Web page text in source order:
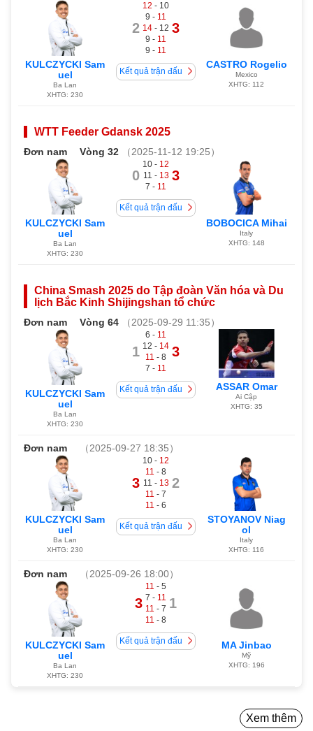
KULCZYCKI Sam
uel
Ba Lan
XHTG: 230
2
12 - 10
9 - 11
14 - 12
9 - 11
9 - 11
3
Kết quả trận đấu
CASTRO Rogelio
Mexico
XHTG: 112
WTT Feeder Gdansk 2025
Đơn nam Vòng 32 （2025-11-12 19:25）
KULCZYCKI Sam
uel
Ba Lan
XHTG: 230
0
10 - 12
11 - 13
7 - 11
3
Kết quả trận đấu
BOBOCICA Mihai
Italy
XHTG: 148
China Smash 2025 do Tập đoàn Văn hóa và Du
lịch Bắc Kinh Shijingshan tổ chức
Đơn nam Vòng 64 （2025-09-29 11:35）
KULCZYCKI Sam
uel
Ba Lan
XHTG: 230
1
6 - 11
12 - 14
11 - 8
7 - 11
3
Kết quả trận đấu ASSAR Omar
Ai Cập
XHTG: 35
Đơn nam （2025-09-27 18:35）
KULCZYCKI Sam
uel
Ba Lan
XHTG: 230
3
10 - 12
11 - 8
11 - 13
11 - 7
11 - 6
2
Kết quả trận đấu
STOYANOV Niag
ol
Italy
XHTG: 116
Đơn nam （2025-09-26 18:00）
KULCZYCKI Sam
uel
Ba Lan
XHTG: 230
3
11 - 5
7 - 11
11 - 7
11 - 8
1
Kết quả trận đấu MA Jinbao
Mỹ
XHTG: 196
Xem thêm